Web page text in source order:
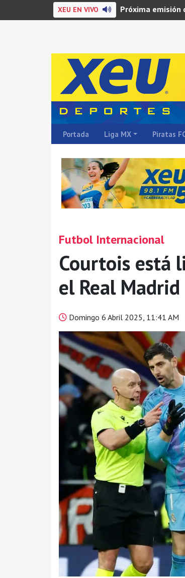
XEU EN VIVO Próxima emisión
Portada Liga MX Piratas
Futbol Internacional
Courtois está
el Real Madrid
Domingo 6 Abril 2025, 11:41 AM